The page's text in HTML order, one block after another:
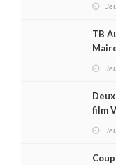
TB
film